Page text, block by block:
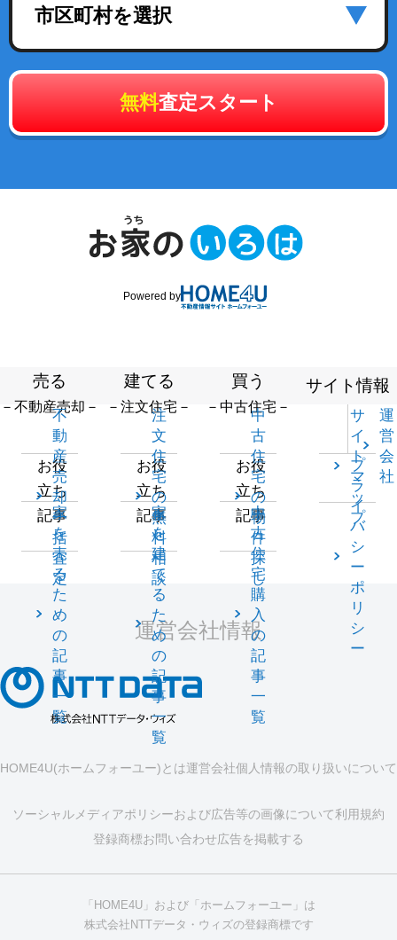
市区町村を選択
無料査定スタート
Powered by
売る
－不動産売却－
不
動
産
売
却
一
括
査
定
お役
立ち
記事
家
を
売
る
た
め
の
記
事
一
覧
建てる
－注文住宅－
注
文
住
宅
の
無
料
相
談
お役
立ち
記事
家
を
建
て
る
た
め
の
記
事
一
覧
買う
－中古住宅－
中
古
住
宅
の
物
件
探
し
お役
立ち
記事
中
古
住
宅
購
入
の
記
事
一
覧
サイト情報
サ
イ
ト
マ
ッ
プ
運
営
会
社
プ
ラ
イ
バ
シ
ー
ポ
リ
シ
ー
運営会社情報
HOME4U(ホームフォーユー)とは運営会社個人情報の取り扱いについて
ソーシャルメディアポリシーおよび広告等の画像について利用規約
登録商標お問い合わせ広告を掲載する
「HOME4U」および「ホームフォーユー」は
株式会社NTTデータ・ウィズの登録商標です